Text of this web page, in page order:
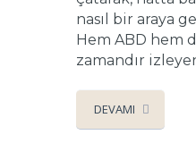
nasıl bir araya
Hem ABD hem
zamandır
DEVAMI